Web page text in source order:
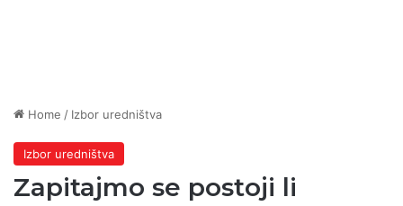
Home / Izbor uredništva
Izbor uredništva
Zapitajmo se postoji li